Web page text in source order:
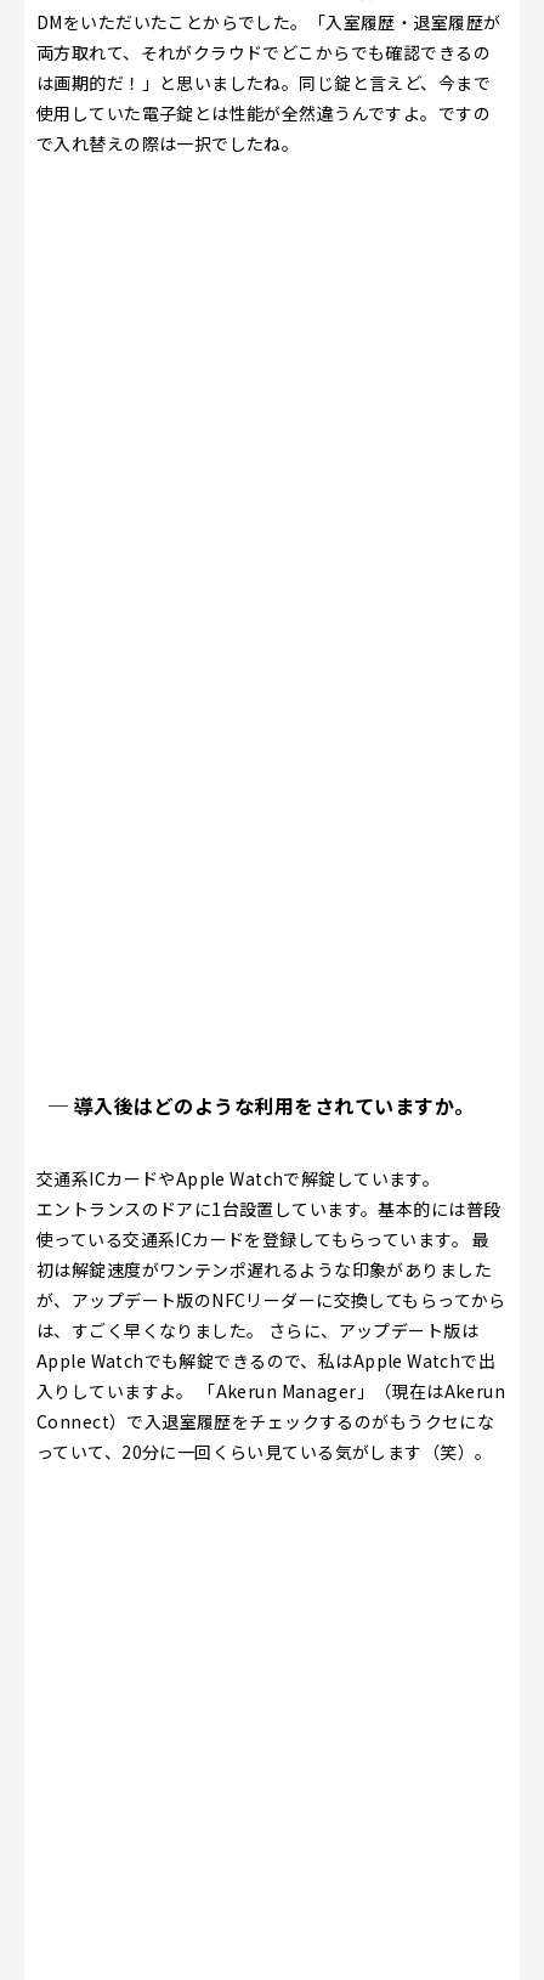
DMをいただいたことからでした。「入室履歴・退室履歴が
両方取れて、それがクラウドでどこからでも確認できるの
は画期的だ！」と思いましたね。同じ錠と言えど、今まで
使用していた電子錠とは性能が全然違うんですよ。ですの
で入れ替えの際は一択でしたね。
─ 導入後はどのような利用をされていますか。
交通系ICカードやApple Watchで解錠しています。
エントランスのドアに1台設置しています。基本的には普段
使っている交通系ICカードを登録してもらっています。 最
初は解錠速度がワンテンポ遅れるような印象がありました
が、アップデート版のNFCリーダーに交換してもらってから
は、すごく早くなりました。 さらに、アップデート版は
Apple Watchでも解錠できるので、私はApple Watchで出
入りしていますよ。 「Akerun Manager」（現在はAkerun
Connect）で入退室履歴をチェックするのがもうクセにな
っていて、20分に一回くらい見ている気がします（笑）。